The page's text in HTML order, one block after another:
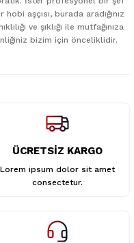
aşçısı, burada aradığınız
ve şıklığı ile mutfağınıza
bizim için önceliklidir.
ÜCRETSİZ KARGO
Lorem ipsum dolor sit amet
consectetur.